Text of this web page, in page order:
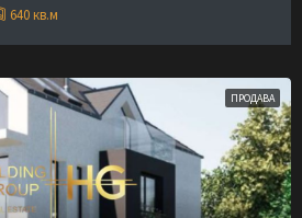
640 кв.м
ПРОДАВА